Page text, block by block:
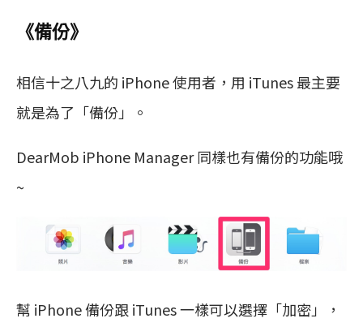
《備份》
相信十之八九的 iPhone 使用者，用 iTunes 最主要
就是為了「備份」。
DearMob iPhone Manager 同樣也有備份的功能哦
~
幫 iPhone 備份跟 iTunes 一樣可以選擇「加密」，